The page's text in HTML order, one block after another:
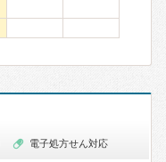
電子処方せん対応